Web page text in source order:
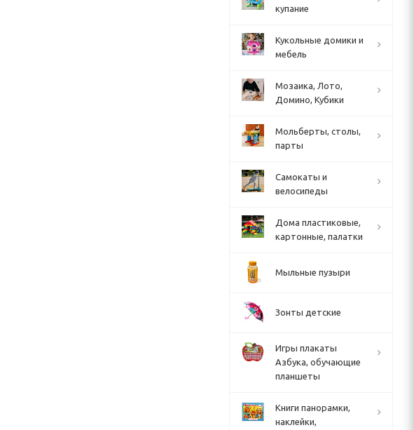
купание
Кукольные домики и
мебель
Мозаика, Лото,
Домино, Кубики
Мольберты, столы,
парты
Cамокаты и
велосипеды
Дома пластиковые,
картонные, палатки
Мыльные пузыри
Зонты детские
Игры плакаты
Азбука, обучающие
планшеты
Книги панорамки,
наклейки,